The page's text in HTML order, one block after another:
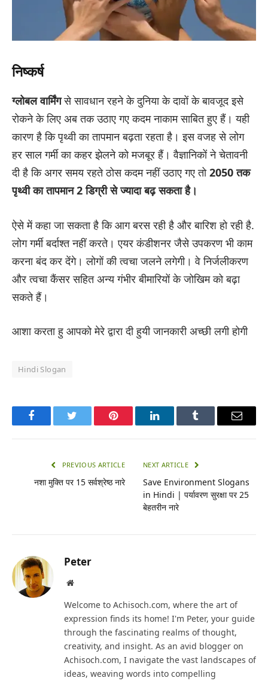
निष्कर्ष
ग्लोबल वार्मिंगसे सावधान रहने के दुनिया के दावों के बावजूद इसे
रोकने के लिए अब तक उठाए गए कदम नाकाम साबित हुए हैं। यही
कारण है कि पृथ्वी का तापमान बढ़ता रहता है। इस वजह से लोग
हर साल गर्मी का कहर झेलने को मजबूर हैं। वैज्ञानिकों ने चेतावनी
दी है कि अगर समय रहते ठोस कदम नहीं उठाए गए तो2050 तक
पृथ्वी का तापमान 2 डिग्री से ज्यादा बढ़ सकता है।
ऐसे में कहा जा सकता है कि आग बरस रही है और बारिश हो रही है.
लोग गर्मी बर्दाश्त नहीं करते। एयर कंडीशनर जैसे उपकरण भी काम
करना बंद कर देंगे। लोगों की त्वचा जलने लगेगी। वे निर्जलीकरण
और त्वचा कैंसर सहित अन्य गंभीर बीमारियों के जोखिम को बढ़ा
सकते हैं।
आशा करता हु आपको मेरे द्वारा दी हुयी जानकारी अच्छी लगी होगी
Hindi Slogan
FacebookTwitter Pinterest LinkedInTumblr Email
PREVIOUS ARTICLE
नशा मुक्ति पर 15 सर्वश्रेष्ठ नारे
NEXT ARTICLE
Save Environment Slogans
in Hindi | पर्यावरण सुरक्षा पर 25
बेहतरीन नारे
Peter
Website
Welcome to Achisoch.com, where the art of
expression finds its home! I'm Peter, your guide
through the fascinating realms of thought,
creativity, and insight. As an avid blogger on
Achisoch.com, I navigate the vast landscapes of
ideas, weaving words into compelling